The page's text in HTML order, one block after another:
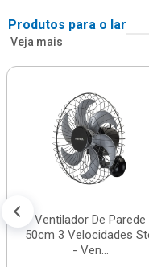
Produtos para o lar
Veja mais
Ventilador De Parede
50cm 3 Velocidades
- Ven...